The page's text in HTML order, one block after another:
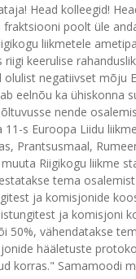
Head kolleegid!
fraktsiooni poolt üle
liikmetele
riigi keerulise
negatiivset mõju
eelnõu ka ühiskonna
nende
11-s Euroopa Liidu
Prantsusmaal,
Riigikogu liikme
tema
ja komisjonide
ja komisjoni
50%, vähendatakse
hääletuste
korras." Samamoodi